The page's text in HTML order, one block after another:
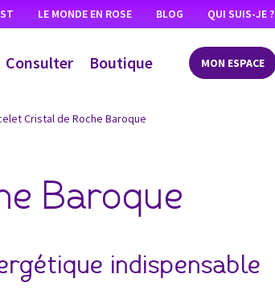
LE MONDE EN ROSE BLOG QUI SUIS-JE ?
Consulter Boutique MON ESPACE
Cristal de Roche Baroque
Baroque
indispensable